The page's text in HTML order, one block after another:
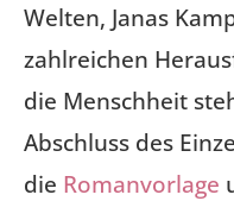
Welten, Janas
zahlreichen
die Menschheit
Abschluss des
die Romanvorlage